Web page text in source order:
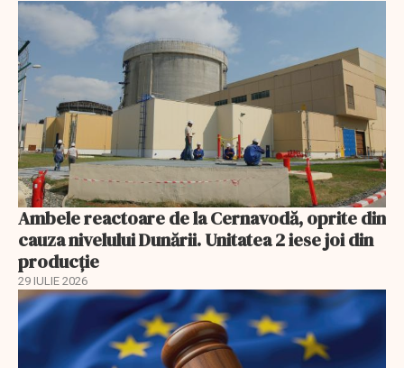
Ambele reactoare de la Cernavodă, oprite din
cauza nivelului Dunării. Unitatea 2 iese joi din
producție
29 IULIE 2026